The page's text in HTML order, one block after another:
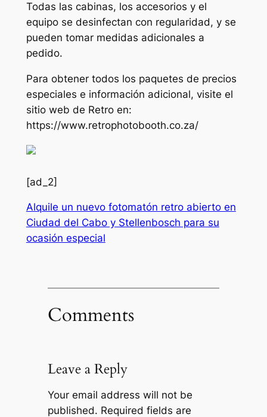
Todas las cabinas, los accesorios y el
equipo se desinfectan con regularidad, y se
pueden tomar medidas adicionales a
pedido.
Para obtener todos los paquetes de precios
especiales e información adicional, visite el
sitio web de Retro en:
https://www.retrophotobooth.co.za/
[ad_2]
Alquile un nuevo fotomatón retro abierto en
Ciudad del Cabo y Stellenbosch para su
ocasión especial
Comments
Leave a Reply
Your email address will not be
published. Required fields are